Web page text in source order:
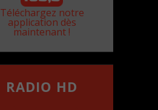
Téléchargez notre
application dès
maintenant !
RADIO HD